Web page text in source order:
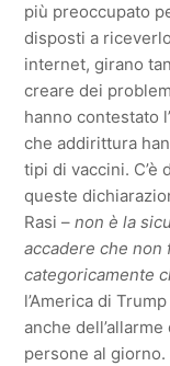
più preoccupato
disposti a
internet, girano
creare dei
hanno contestato
che addirittura
tipi di vaccini. C’è
queste
Rasi –non è la
accadere che non
categoricamente
l’America di
anche
persone al giorno.